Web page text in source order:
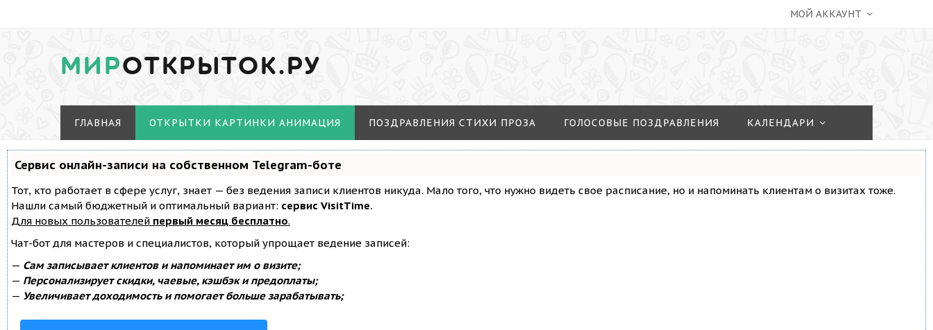
МОЙ АККАУНТ
МИРОТКРЫТОК.РУ
ГЛАВНАЯ ОТКРЫТКИ КАРТИНКИ АНИМАЦИЯ ПОЗДРАВЛЕНИЯ СТИХИ ПРОЗА ГОЛОСОВЫЕ ПОЗДРАВЛЕНИЯ КАЛЕНДАРИ
Сервис онлайн-записи на собственном Telegram-боте
Тот, кто работает в сфере услуг, знает — без ведения записи клиентов никуда. Мало того, что нужно видеть свое расписание, но и напоминать клиентам о визитах тоже.
Нашли самый бюджетный и оптимальный вариант: сервис VisitTime.
Для новых пользователей первый месяц бесплатно.
Чат-бот для мастеров и специалистов, который упрощает ведение записей:
— Сам записывает клиентов и напоминает им о визите;
— Персонализирует скидки, чаевые, кэшбэк и предоплаты;
— Увеличивает доходимость и помогает больше зарабатывать;